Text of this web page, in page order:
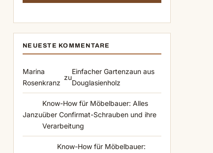
NEUESTE KOMMENTARE
Marina
Rosenkranz
zu
Einfacher Gartenzaun aus
Douglasienholz
Janzu
Know-How für Möbelbauer: Alles
über Confirmat-Schrauben und ihre
Verarbeitung
Know-How für Möbelbauer: